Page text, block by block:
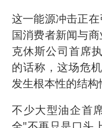
这一能源冲击正
国消费者新闻与
克休斯公司首席
的话称，这场危
发生根本性的结构
不少大型油企首